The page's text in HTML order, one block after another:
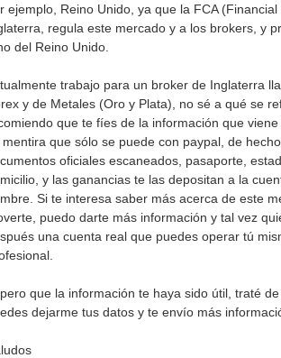
ejemplo, Reino Unido, ya que la FCA
regula este mercado y a los brokers, y
del Reino Unido.
trabajo para un broker de Inglaterra
y de Metales (Oro y Plata), no sé a qué se
que te fíes de la información que
mentira que sólo se puede con paypal, de
oficiales escaneados, pasaporte,
y las ganancias te las depositan a la
Si te interesa saber más acerca de este
puedo darte más información y tal vez
una cuenta real que puedes operar tú
que la información te haya sido útil, traté
dejarme tus datos y te envío más